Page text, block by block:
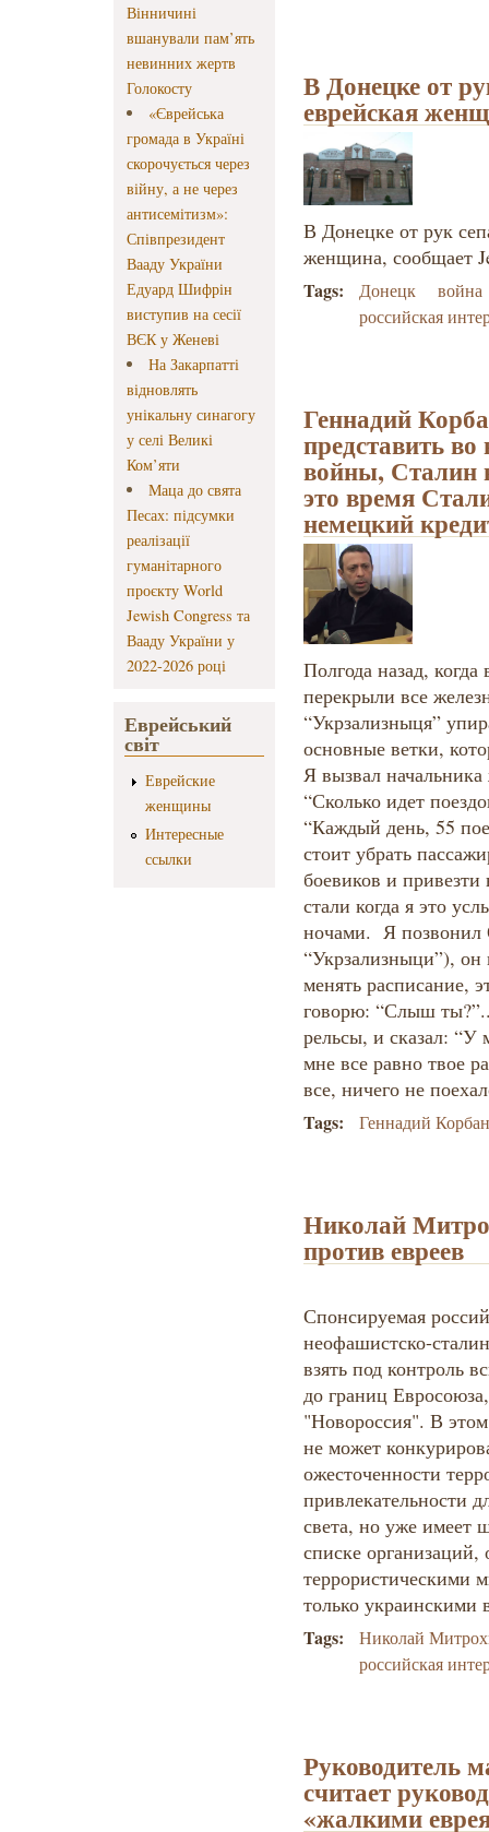
Вінничині
вшанували пам’ять
невинних жертв
Голокосту
«Єврейська
громада в Україні
скорочується через
війну, а не через
антисемітизм»:
Співпрезидент
Вааду України
Едуард Шифрін
виступив на сесії
ВЄК у Женеві
На Закарпатті
відновлять
унікальну синагогу
у селі Великі
Ком’яти
Маца до свята
Песах: підсумки
реалізації
гуманітарного
проєкту World
Jewish Congress та
Вааду України у
2022-2026 році
Еврейський
світ
Еврейские
женщины
Интересные
ссылки
В Донецке от
еврейская
В Донецке от рук
женщина, сообщает
Tags: Донецк
война
российская
Геннадий
представить
войны, Сталин
это время
немецкий
Полгода назад,
перекрыли все
“Укрзализныця”
основные ветки,
Я вызвал
“Сколько идет
“Каждый день, 55
стоит убрать
боевиков и
стали когда я это
ночами. Я позвонил
“Укрзализныци”),
менять расписание,
говорю: “Слыш
рельсы, и сказал: “У
мне все равно твое
все, ничего не
Tags: Геннадий
Николай
против евреев
Спонсируемая
неофашистско-
взять под контроль
до границ
"Новороссия". В
не может
ожесточенности
привлекательности
света, но уже
списке
террористическими
только украинскими
Tags:
Николай
российская
Руководитель
считает
«жалкими